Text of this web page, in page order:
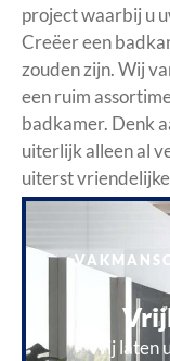
project waarbij u
Creëer een
zouden zijn. Wij
een ruim
badkamer. Denk
uiterlijk alleen al
uiterst
Wij laten